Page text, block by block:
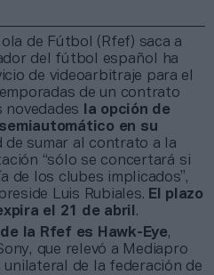
de Fútbol (Rfef) saca a
del fútbol español ha
de videoarbitraje para el
de un contrato
novedades
la opción de
en su
de sumar al contrato a la
“sólo se concertará si
de los clubes implicados”,
Luis Rubiales. El plazo
el 21 de abril .
la Rfef es Hawk-Eye,
que relevó a Mediapro
de la federación de